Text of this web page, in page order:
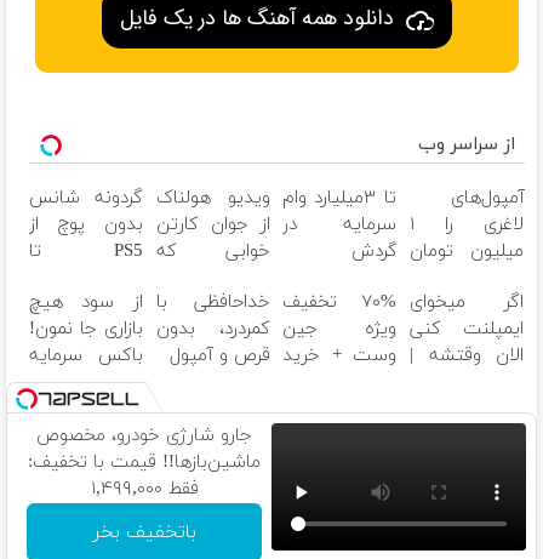
دانلود همه آهنگ ها در یک فایل
از سراسر وب
آمپول‌های
لاغری را ۱
میلیون تومان
همه‌جا بخر!
تا ۳میلیارد وام
سرمایه در
گردش
فروشگاهت رو
ثبت کن
ویدیو هولناک
از جوان کارتن
خوابی که
آموزش رایگان
گردونه شانس
بدون پوچ از
PS5 تا
بیت کوین
اگر میخوای
ایمپلنت کنی
الان وقتشه |
میلیون
۷۰% تخفیف
ویژه جین
وست + خرید
خداحافظی با
کمردرد، بدون
قرص و آمپول
از سود هیچ
بازاری جا نمون!
باکس سرمایه
گذاری آبان تتر
جارو شارژی خودرو، مخصوص
ماشین‌باز‌ها!! قیمت با تخفیف:
فقط ۱,۴۹۹,۰۰۰
باتخفیف بخر